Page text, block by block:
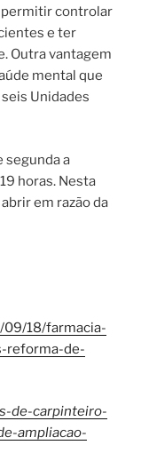
permitir controlar
e ter
Outra vantagem
mental que
Unidades
segunda a
horas. Nesta
em razão da
09/18/farmacia-
reforma-de-
de-carpinteiro-
ampliacao-